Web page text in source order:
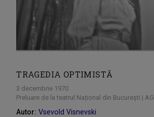
TRAGEDIA OPTIMISTĂ
3 decembrie 1970
Preluare de la teatrul Național din București | AG
Autor: Vsevold Visnevski